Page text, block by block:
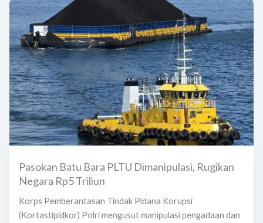
Pasokan Batu Bara PLTU Dimanipulasi, Rugikan
Negara Rp5 Triliun
Korps Pemberantasan Tindak Pidana Korupsi
(Kortastipidkor) Polri mengusut manipulasi pengadaan dan